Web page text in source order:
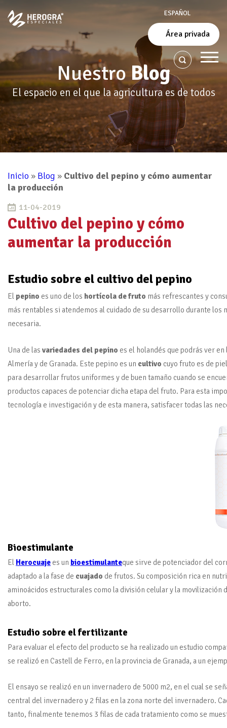
ESPAÑOL
Área privada
NuestroBlog
El espacio en el que la agricultura es de todos
Inicio » Blog » Cultivo del pepino y cómo aumentar
la producción
11-04-2019
Cultivo del pepino y cómo
aumentar la producción
Estudio sobre el cultivo del pepino
El pepino es uno de los hortícola de fruto más refrescantes y
más rentables si atendemos al cuidado de su desarrollo durante
necesaria.
Una de las variedades del pepino es el holandés que podrás ver
Almería y de Granada. Este pepino es un cultivo cuyo fruto es de
para desarrollar frutos uniformes y de buen tamaño cuando se
productos capaces de potenciar dicha etapa del fruto. Para esta
tecnología e investigación y de esta manera, satisfacer todas las
Bioestimulante
El Herocuaje es un bioestimulanteque sirve de potenciador del
adaptado a la fase de cuajado de frutos. Su composición rica en
aminoácidos estructurales como la división celular y la
aborto.
Estudio sobre el fertilizante
Para evaluar el efecto del producto se ha realizado un estudio
se realizó en Castell de Ferro, en la provincia de Granada, a un
El ensayo se realizó en un invernadero de 5000 m2, en el cual se
central del invernadero y 2 filas en la zona norte del invernadero.
tanto, finalmente tenemos 3 filas de cada tratamiento como se